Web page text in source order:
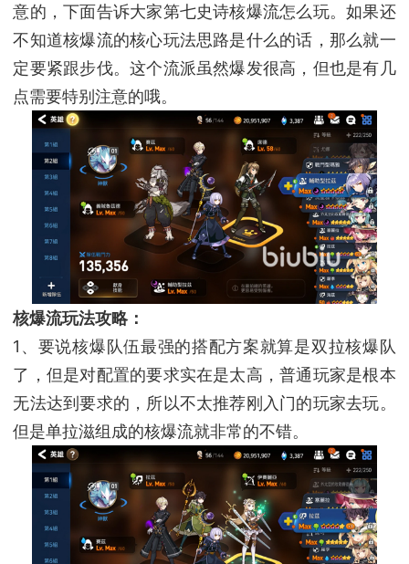
意的，下面告诉大家第七史诗核爆流怎么玩。如果还
不知道核爆流的核心玩法思路是什么的话，那么就一
定要紧跟步伐。这个流派虽然爆发很高，但也是有几
点需要特别注意的哦。
核爆流玩法攻略：
1、要说核爆队伍最强的搭配方案就算是双拉核爆队
了，但是对配置的要求实在是太高，普通玩家是根本
无法达到要求的，所以不太推荐刚入门的玩家去玩。
但是单拉滋组成的核爆流就非常的不错。